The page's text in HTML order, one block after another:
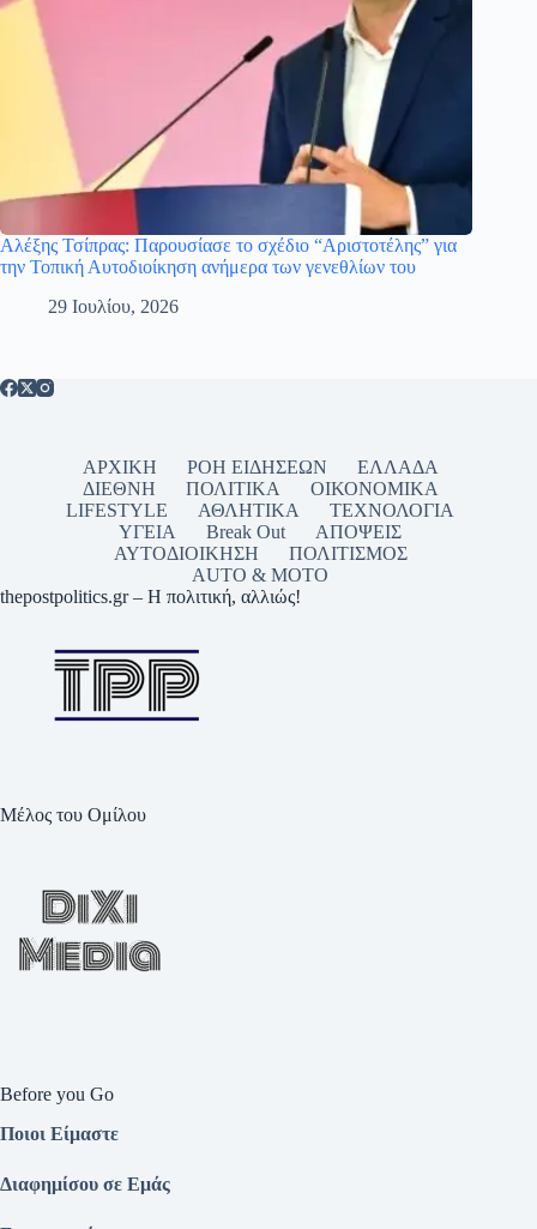
Αλέξης Τσίπρας: Παρουσίασε το σχέδιο “Αριστοτέλης” για
την Τοπική Αυτοδιοίκηση ανήμερα των γενεθλίων του
29 Ιουλίου, 2026
ΑΡΧΙΚΗ ΡΟΗ ΕΙΔΗΣΕΩΝ
ΕΛΛΑΔΑ
ΔΙΕΘΝΗ
ΠΟΛΙΤΙΚΑ
ΟΙΚΟΝΟΜΙΚΑ
LIFESTYLE
ΑΘΛΗΤΙΚΑ
ΤΕΧΝΟΛΟΓΙΑ
ΥΓΕΙΑ
Break Out
ΑΠΟΨΕΙΣ
ΑΥΤΟΔΙΟΙΚΗΣΗ
ΠΟΛΙΤΙΣΜΟΣ
AUTO & MOTO
thepostpolitics.gr – Η πολιτική, αλλιώς!
Μέλος του Ομίλου
Before you Go
Ποιοι Είμαστε
Διαφημίσου σε Εμάς